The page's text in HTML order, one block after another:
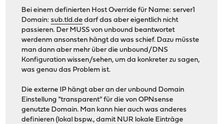
Bei einem definierten Host Override für Name: server1
Domain:sub.tld.de darf das aber eigentlich nicht
passieren. Der MUSS von unbound beantwortet
werdenm ansonsten hängt da was schief. Dazu müsste
man dann aber mehr über die unbound/DNS
Konfiguration wissen/sehen, um da konkreter zu sagen,
was genau das Problem ist.
Die externe IP hängt aber an der unbound Domain
Einstellung "transparent" für die von OPNsense
genutzte Domain. Man kann hier auch was anderes
definieren (lokal bspw., damit NUR lokale Einträge